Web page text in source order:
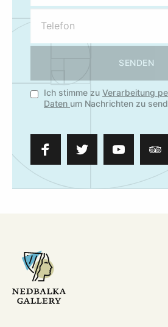
SENDEN
Ich stimme zuVerarbeitung
Daten um Nachrichten zu